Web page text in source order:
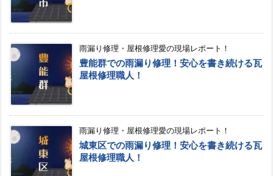
雨漏り修理・屋根修理愛の現場レポート！
豊能群での雨漏り修理！安心を書き続ける瓦
屋根修理職人！
雨漏り修理・屋根修理愛の現場レポート！
城東区での雨漏り修理！安心を書き続ける瓦
屋根修理職人！